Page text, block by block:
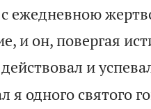
ежедневною
и он, повергая
и
я одного святого